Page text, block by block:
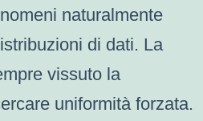
naturalmente
di dati. La
vissuto la
uniformità forzata.